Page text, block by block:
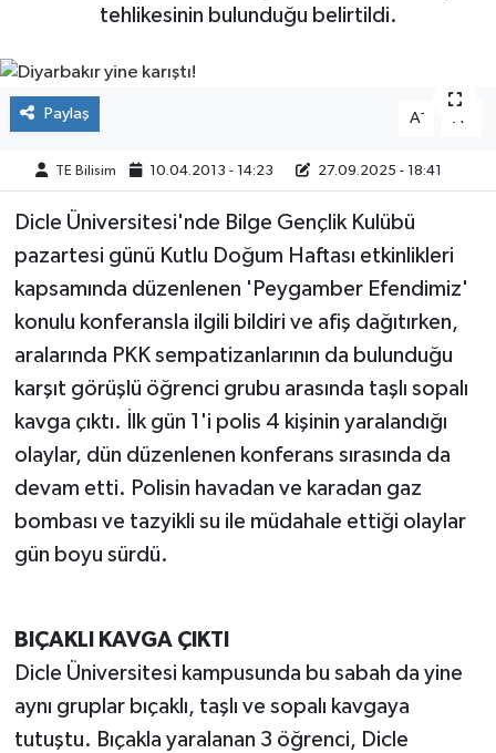
tehlikesinin bulunduğu belirtildi.
Paylaş A- A
TE Bilisim 10.04.2013 - 14:23 27.09.2025 - 18:41
Dicle Üniversitesi'nde Bilge Gençlik Kulübü
pazartesi günü Kutlu Doğum Haftası etkinlikleri
kapsamında düzenlenen 'Peygamber Efendimiz'
konulu konferansla ilgili bildiri ve afiş dağıtırken,
aralarında PKK sempatizanlarının da bulunduğu
karşıt görüşlü öğrenci grubu arasında taşlı sopalı
kavga çıktı. İlk gün 1'i polis 4 kişinin yaralandığı
olaylar, dün düzenlenen konferans sırasında da
devam etti. Polisin havadan ve karadan gaz
bombası ve tazyikli su ile müdahale ettiği olaylar
gün boyu sürdü.
BIÇAKLI KAVGA ÇIKTI
Dicle Üniversitesi kampusunda bu sabah da yine
aynı gruplar bıçaklı, taşlı ve sopalı kavgaya
tutuştu. Bıçakla yaralanan 3 öğrenci, Dicle